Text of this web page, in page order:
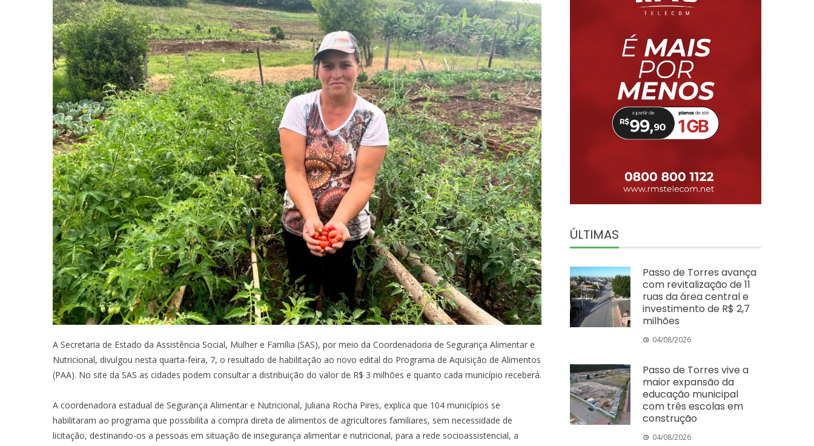
A Secretaria de Estado da Assistência Social, Mulher e Família (SAS), por meio da Coordenadoria de Segurança Alimentar e
Nutricional, divulgou nesta quarta-feira, 7, o resultado de habilitação ao novo edital do Programa de Aquisição de Alimentos
(PAA). No site da SAS as cidades podem consultar a distribuição do valor de R$ 3 milhões e quanto cada município receberá.
A coordenadora estadual de Segurança Alimentar e Nutricional, Juliana Rocha Pires, explica que 104 municípios se
habilitaram ao programa que possibilita a compra direta de alimentos de agricultores familiares, sem necessidade de
licitação, destinando-os a pessoas em situação de insegurança alimentar e nutricional, para a rede socioassistencial, a
ÚLTIMAS
Passo de Torres avança
com revitalização de 11
ruas da área central e
investimento de R$ 2,7
milhões
04/08/2026
Passo de Torres vive a
maior expansão da
educação municipal
com três escolas em
construção
04/08/2026